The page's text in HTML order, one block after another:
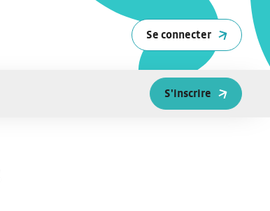
Se connecter
S'inscrire